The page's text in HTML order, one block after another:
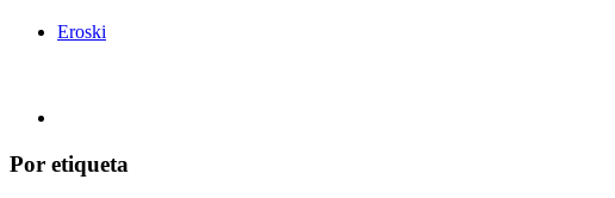
Eroski
Por etiqueta